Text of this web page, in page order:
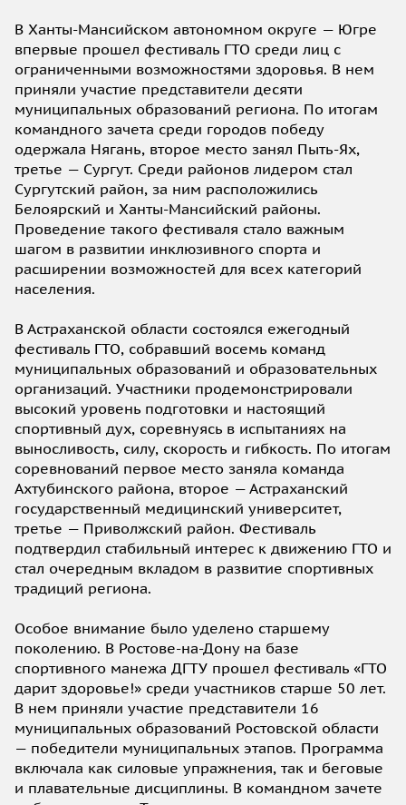
В Ханты-Мансийском автономном округе — Югре
впервые прошел фестиваль ГТО среди лиц с
ограниченными возможностями здоровья. В нем
приняли участие представители десяти
муниципальных образований региона. По итогам
командного зачета среди городов победу
одержала Нягань, второе место занял Пыть-Ях,
третье — Сургут. Среди районов лидером стал
Сургутский район, за ним расположились
Белоярский и Ханты-Мансийский районы.
Проведение такого фестиваля стало важным
шагом в развитии инклюзивного спорта и
расширении возможностей для всех категорий
населения.
В Астраханской области состоялся ежегодный
фестиваль ГТО, собравший восемь команд
муниципальных образований и образовательных
организаций. Участники продемонстрировали
высокий уровень подготовки и настоящий
спортивный дух, соревнуясь в испытаниях на
выносливость, силу, скорость и гибкость. По итогам
соревнований первое место заняла команда
Ахтубинского района, второе — Астраханский
государственный медицинский университет,
третье — Приволжский район. Фестиваль
подтвердил стабильный интерес к движению ГТО и
стал очередным вкладом в развитие спортивных
традиций региона.
Особое внимание было уделено старшему
поколению. В Ростове-на-Дону на базе
спортивного манежа ДГТУ прошел фестиваль «ГТО
дарит здоровье!» среди участников старше 50 лет.
В нем приняли участие представители 16
муниципальных образований Ростовской области
— победители муниципальных этапов. Программа
включала как силовые упражнения, так и беговые
и плавательные дисциплины. В командном зачете